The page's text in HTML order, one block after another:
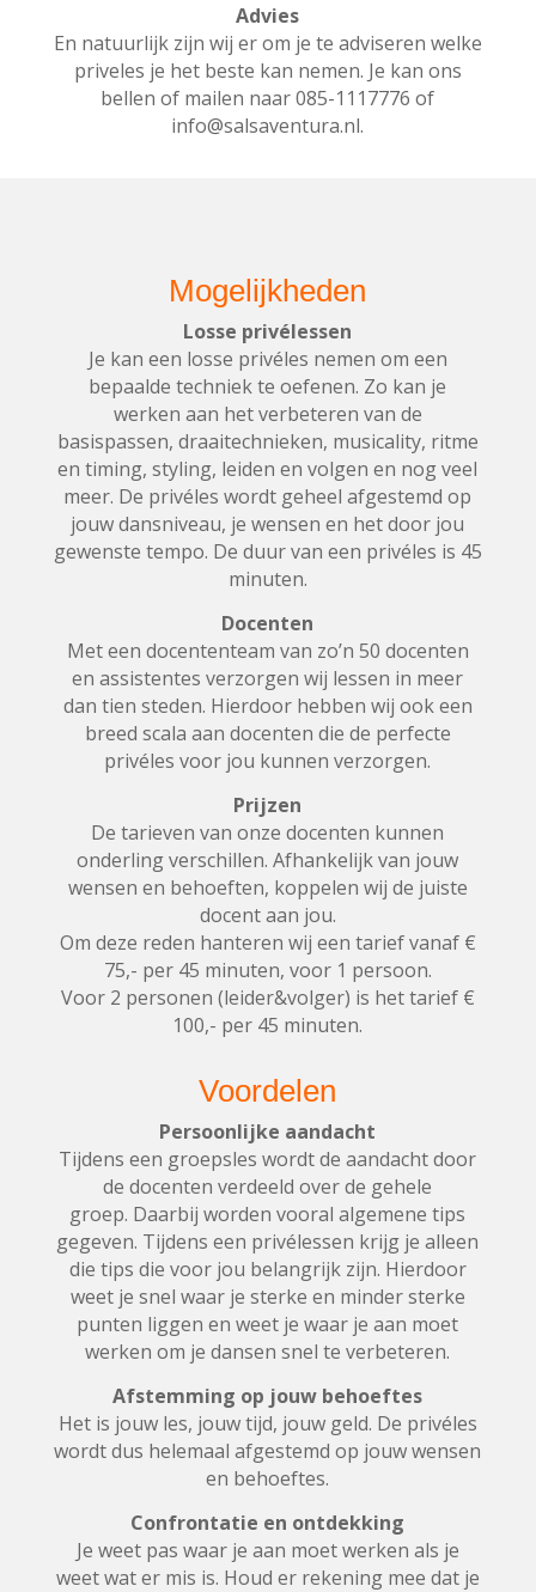
Advies
En natuurlijk zijn wij er om je te adviseren welke
priveles je het beste kan nemen. Je kan ons
bellen of mailen naar 085-1117776 of
info@salsaventura.nl.
Mogelijkheden
Losse privélessen
Je kan een losse privéles nemen om een
bepaalde techniek te oefenen. Zo kan je
werken aan het verbeteren van de
basispassen, draaitechnieken, musicality, ritme
en timing, styling, leiden en volgen en nog veel
meer. De privéles wordt geheel afgestemd op
jouw dansniveau, je wensen en het door jou
gewenste tempo. De duur van een privéles is 45
minuten.
Docenten
Met een docententeam van zo’n 50 docenten
en assistentes verzorgen wij lessen in meer
dan tien steden. Hierdoor hebben wij ook een
breed scala aan docenten die de perfecte
privéles voor jou kunnen verzorgen.
Prijzen
De tarieven van onze docenten kunnen
onderling verschillen. Afhankelijk van jouw
wensen en behoeften, koppelen wij de juiste
docent aan jou.
Om deze reden hanteren wij een tarief vanaf €
75,- per 45 minuten, voor 1 persoon.
Voor 2 personen (leider&volger) is het tarief €
100,- per 45 minuten.
Voordelen
Persoonlijke aandacht
Tijdens een groepsles wordt de aandacht door
de docenten verdeeld over de gehele
groep. Daarbij worden vooral algemene tips
gegeven. Tijdens een privélessen krijg je alleen
die tips die voor jou belangrijk zijn. Hierdoor
weet je snel waar je sterke en minder sterke
punten liggen en weet je waar je aan moet
werken om je dansen snel te verbeteren.
Afstemming op jouw behoeftes
Het is jouw les, jouw tijd, jouw geld. De privéles
wordt dus helemaal afgestemd op jouw wensen
en behoeftes.
Confrontatie en ontdekking
Je weet pas waar je aan moet werken als je
weet wat er mis is. Houd er rekening mee dat je